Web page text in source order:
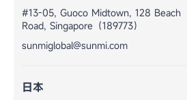
#13-05, Guoco Midtown, 128 Beach
Road, Singapore（189773）
sunmiglobal@sunmi.com
日本